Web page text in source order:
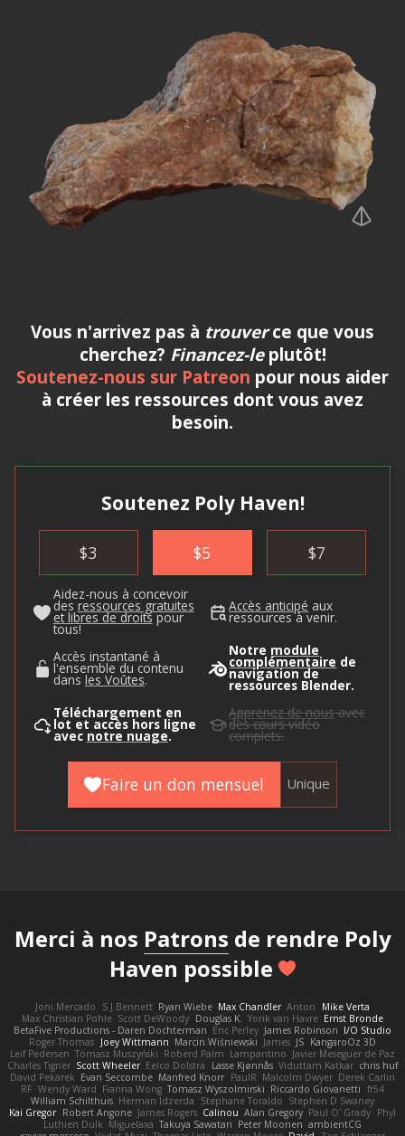
Vous n'arrivez pas à trouverce que vous
cherchez? Financez-leplutôt!
Soutenez-nous sur Patreon pour nous aider
à créer les ressources dont vous avez
besoin.
Soutenez Poly Haven!
$3 $5 $7
Aidez-nous à concevoir
des ressources gratuites
et libres de droitspour
tous!
Accès anticipé aux
ressources à venir.
Accès instantané à
l'ensemble du contenu
dans les Voûtes.
Notre module
complémentaire de
navigation de
ressources Blender.
Téléchargement en
lot et accès hors ligne
avec notre nuage.
Apprenez de nousavec
des cours vidéo
complets.
Faire un don mensuel Unique
Merci à nos Patrons de rendre Poly
Haven possible
Joni Mercado S J Bennett Ryan Wiebe Max Chandler Anton
Mike Verta
Max Christian Pohle Scott DeWoody Douglas K. Yorik van Havre Ernst Bronde
BetaFive Productions - Daren Dochterman Eric Perley James Robinson I/O Studio
Roger Thomas Joey Wittmann Marcin Wiśniewski James JS KangaroOz 3D
Leif Pedersen Tomasz Muszyński Roberd Palm Lampantino Javier Meseguer de Paz
Charles Tigner Scott Wheeler Eelco Dolstra Lasse Kjønnås Viduttam Katkar chris huf
David Pekarek Evan Seccombe Manfred Knorr PaulR Malcolm Dwyer Derek Carlin
RF Wendy Ward Fianna Wong Tomasz Wyszolmirski Riccardo Giovanetti fr54
William Schilthuis Herman Idzerda Stephane Toraldo Stephen D Swaney
Kai Gregor Robert Angone James Rogers Calinou Alan Gregory Paul O' Grady Phyl
Luthien Dulk Miguelaxa Takuya Sawatari Peter Moonen ambientCG